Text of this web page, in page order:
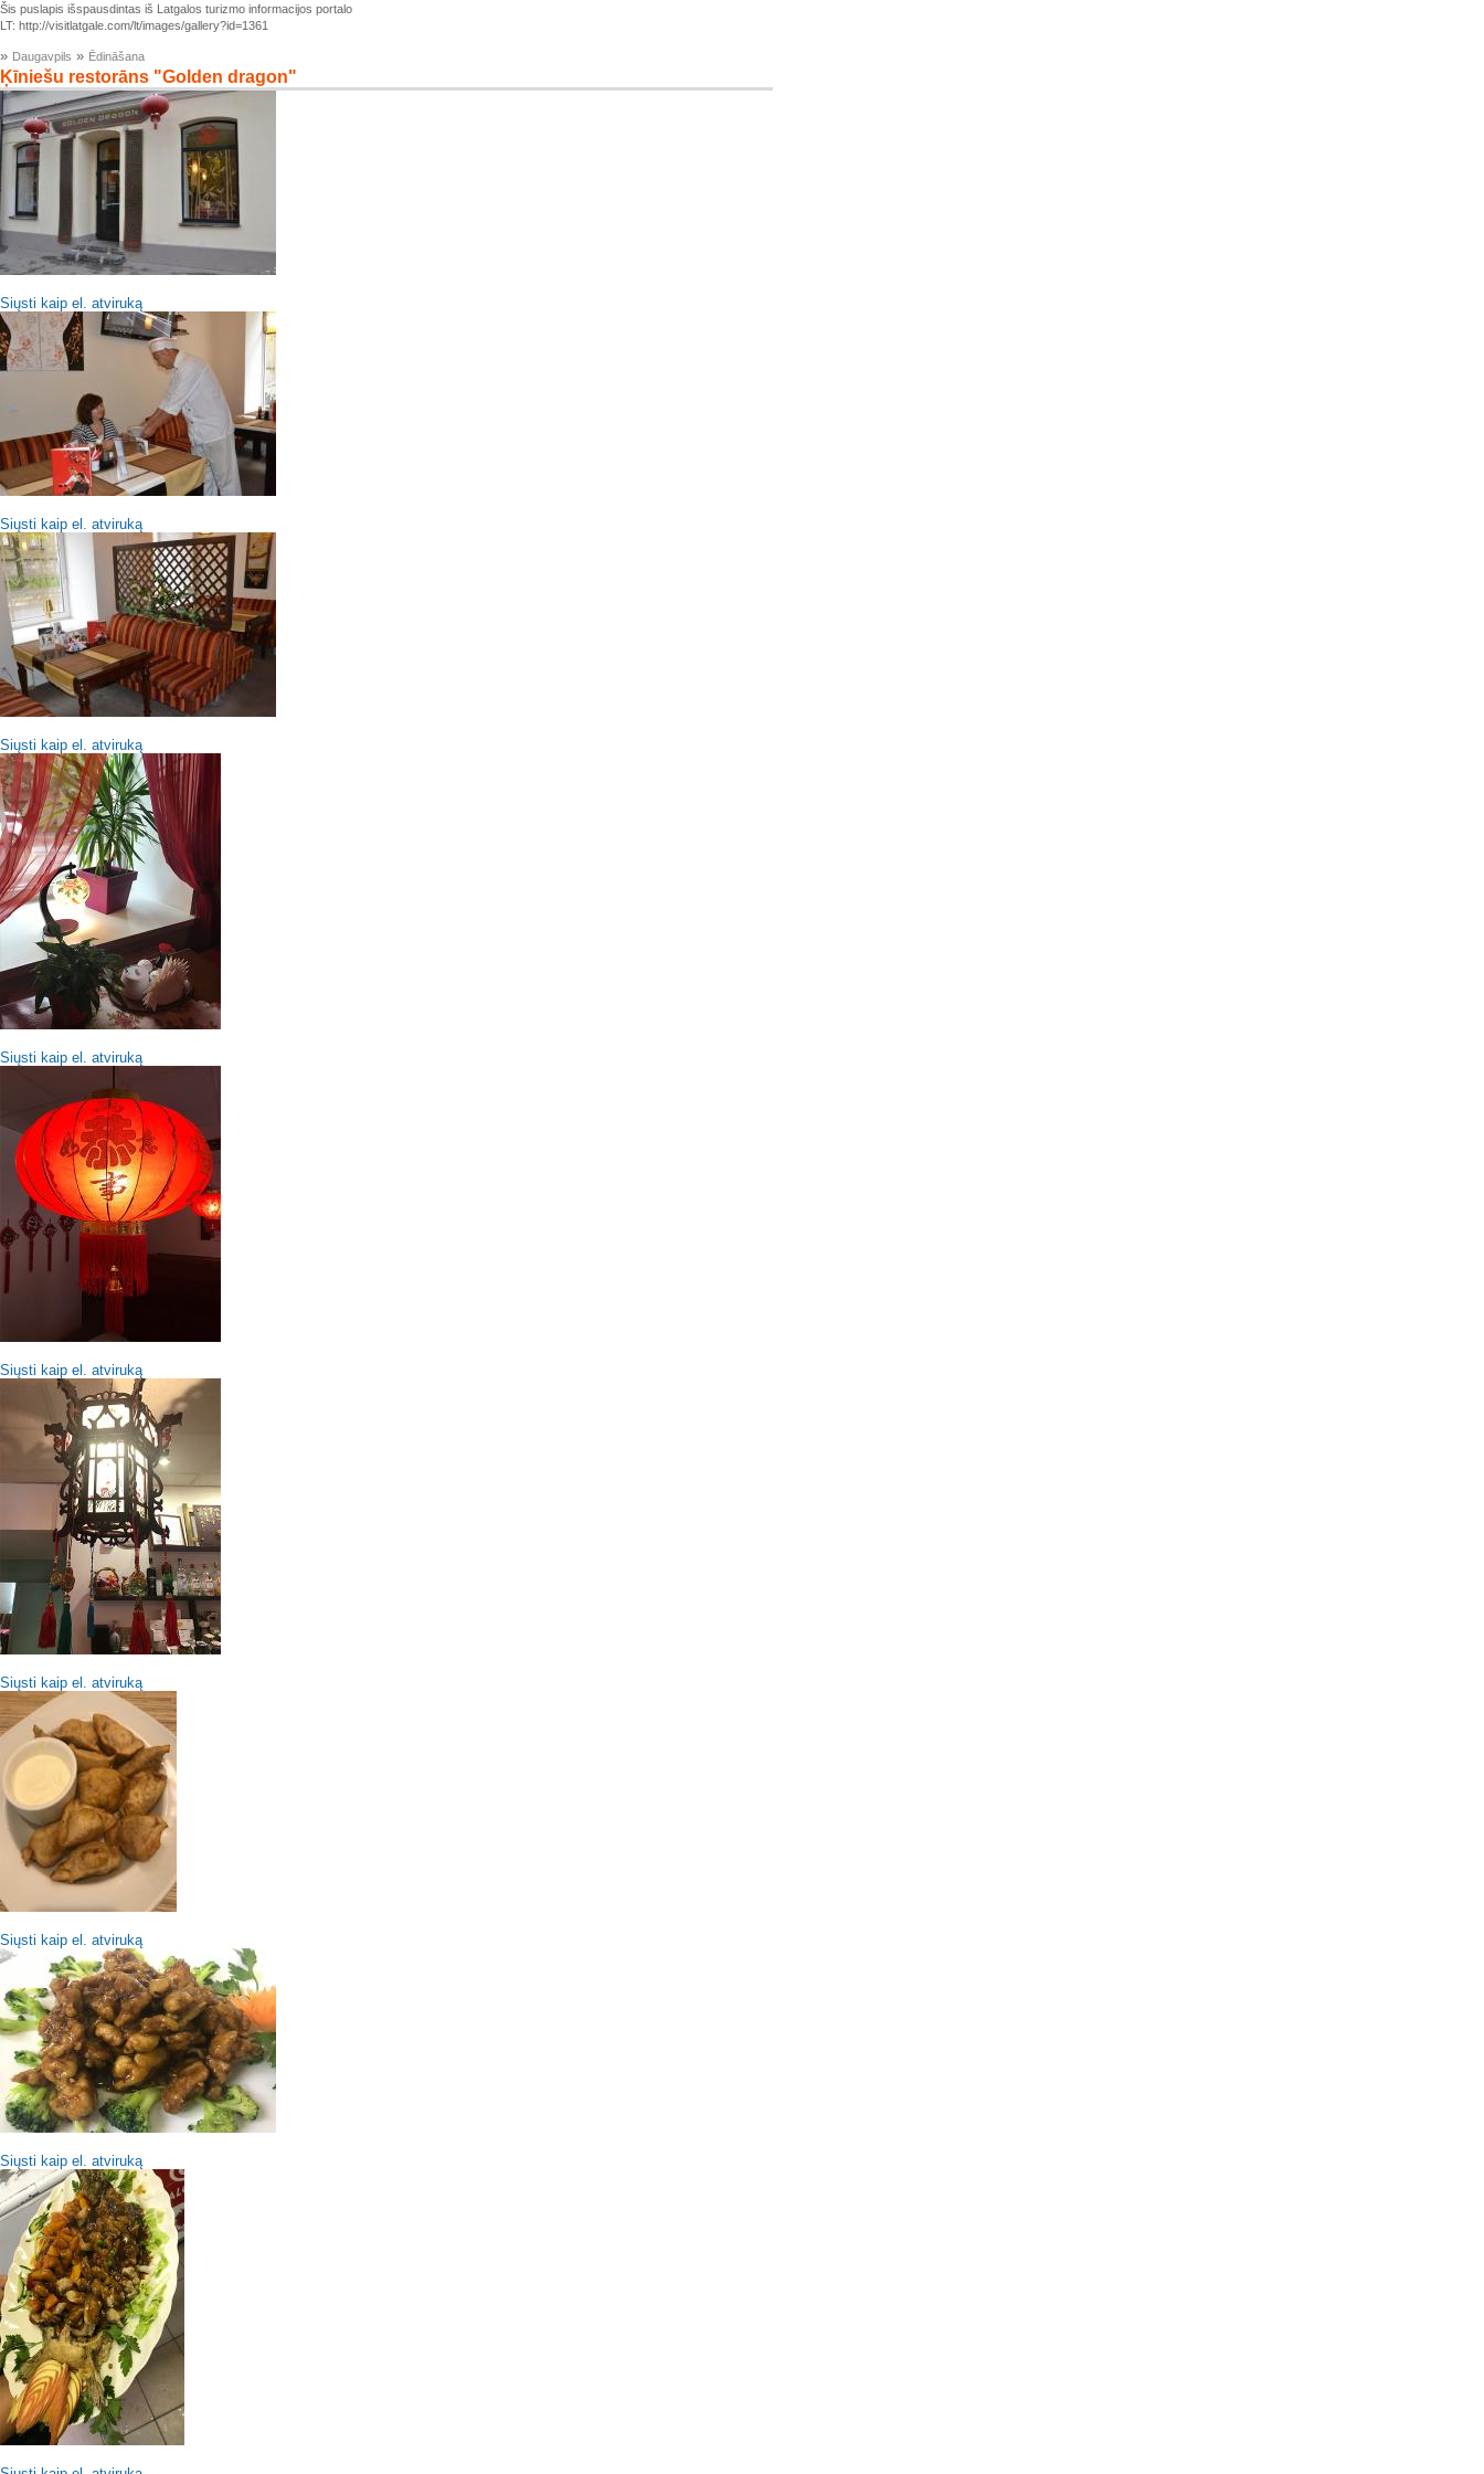
Šis puslapis išspausdintas iš Latgalos turizmo informacijos portalo
LT: http://visitlatgale.com/lt/images/gallery?id=1361
» Daugavpils » Ēdināšana
Ķīniešu restorāns "Golden dragon"
Siųsti kaip el. atviruką
Siųsti kaip el. atviruką
Siųsti kaip el. atviruką
Siųsti kaip el. atviruką
Siųsti kaip el. atviruką
Siųsti kaip el. atviruką
Siųsti kaip el. atviruką
Siųsti kaip el. atviruką